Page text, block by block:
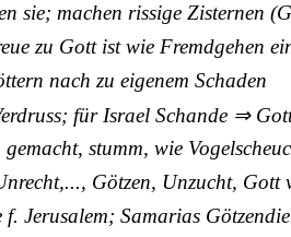
sie; machen rissige Zisternen
zu Gott ist wie Fremdgehen
nach zu eigenem Schaden
für Israel Schande ⇒
stumm, wie
Götzen, Unzucht, Gott
Jerusalem; Samarias